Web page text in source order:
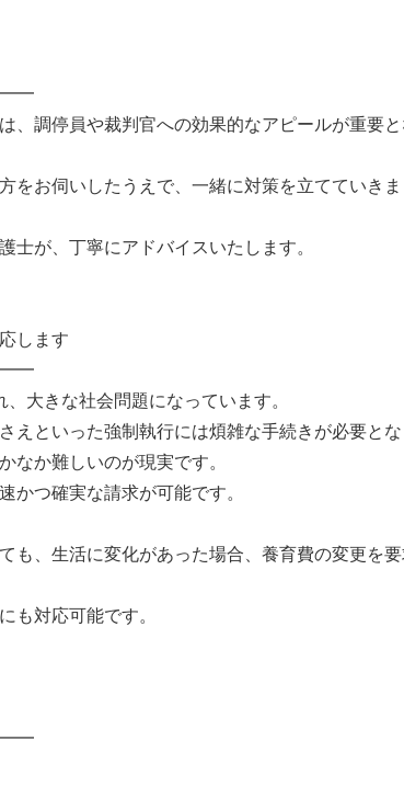
、調停員や裁判官への効果的なアピールが重要と
をお伺いしたうえで、一緒に対策を立てていきま
士が、丁寧にアドバイスいたします。
します
大きな社会問題になっています。
えといった強制執行には煩雑な手続きが必要とな
なか難しいのが現実です。
かつ確実な請求が可能です。
も、生活に変化があった場合、養育費の変更を
も対応可能です。